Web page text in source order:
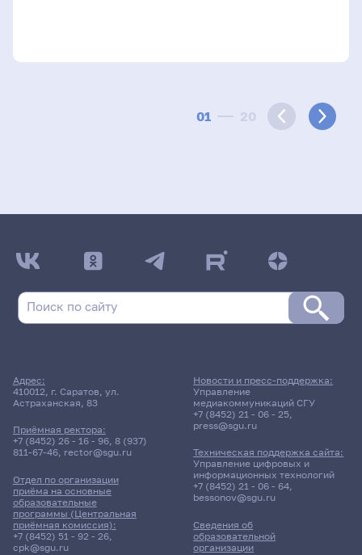
01 20
Адрес:
410012, г. Саратов, ул.
Астраханская, 83
Приёмная ректора:
+7 (8452) 26 - 16 - 96, 8 (937)
811-67-46, rector@sgu.ru
Отдел по организации
приёма на основные
образовательные
программы (Центральная
приёмная комиссия):
+7 (8452) 51 - 92 - 26,
cpk@sgu.ru
Сведения об
образовательной
организации
Новости и пресс-поддержка:
Управление
медиакоммуникаций СГУ
+7 (8452) 21 - 06 - 25,
press@sgu.ru
Техническая поддержка сайта:
Управление цифровых и
информационных технологий
+7 (8452) 21 - 06 - 64,
bessonov@sgu.ru